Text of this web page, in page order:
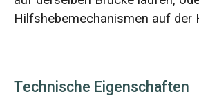
Hilfshebemechanismen auf der
Technische Eigenschaften